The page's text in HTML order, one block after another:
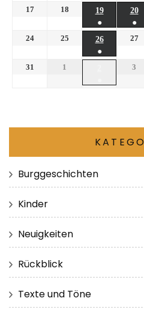
17 18
19
●
20
●
24 25
26
●
27
31 1 3
Burggeschichten
Kinder
Neuigkeiten
Rückblick
Texte und Töne